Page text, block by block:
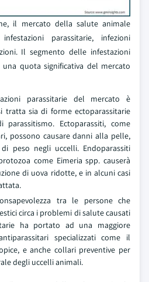
il mercato della salute animale
parassitarie, infezioni
Il segmento delle infestazioni
una quota significativa del mercato
parassitarie del mercato è
tratta sia di forme ectoparassitarie
parassitismo. Ectoparassiti, come
possono causare danni alla pelle,
peso negli uccelli. Endoparassiti
come Eimeria spp. causerà
di uova ridotte, e in alcuni casi
tra le persone che
circa i problemi di salute causati
ha portato ad una maggiore
specializzati come il
e anche collari preventive per
degli uccelli animali.